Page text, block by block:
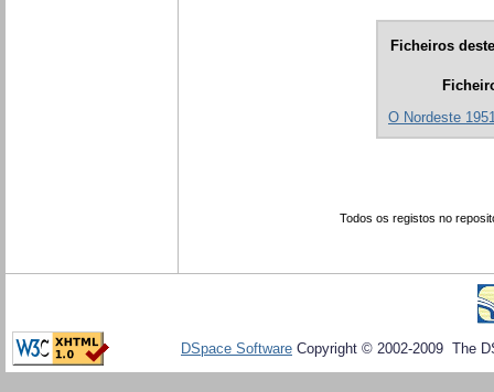
Ficheiros
O Nordeste
Todos os registos no
DSpace Software Copyright © 2002-2009 The